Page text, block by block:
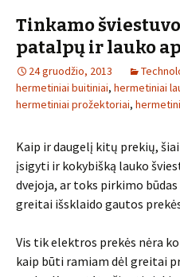
Tinkamo
patalpų ir lauko
24 gruodžio, 2013
hermetiniai buitiniai, hermetiniai
hermetiniai prožektoriai,
Kaip ir daugelį kitų prekių,
įsigyti ir kokybišką lauko
dvejoja, ar toks pirkimo
greitai išsklaido gautos
Vis tik elektros prekės nėra
kaip būti ramiam dėl greitai